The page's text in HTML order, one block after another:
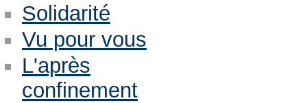
Solidarité
Vu pour vous
L'après
confinement